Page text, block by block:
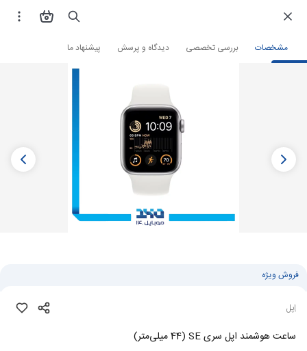
مشخصات بررسی تخصصی دیدگاه و پرسش پیشنهاد ما فروشگاه اینترنتی ساعت و مچ بند هوشمند ساعت هوشمند ساعت هوشمند اپل
فروش ویژه
اپل
ساعت هوشمند اپل سری SE (44 میلی‌متر)